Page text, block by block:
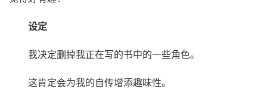
设定
我决定删掉我正在写的书中的一些角色。
这肯定会为我的自传增添趣味性。